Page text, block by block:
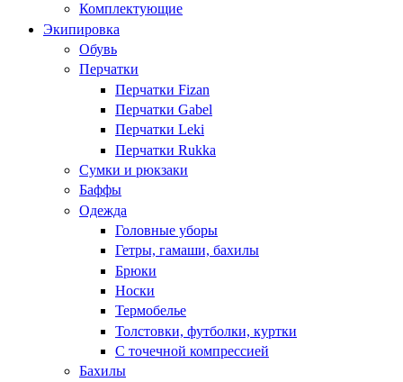
Комплектующие
Экипировка
Обувь
Перчатки
Перчатки Fizan
Перчатки Gabel
Перчатки Leki
Перчатки Rukka
Сумки и рюкзаки
Баффы
Одежда
Головные уборы
Гетры, гамаши, бахилы
Брюки
Носки
Термобелье
Толстовки, футболки, куртки
С точечной компрессией
Бахилы